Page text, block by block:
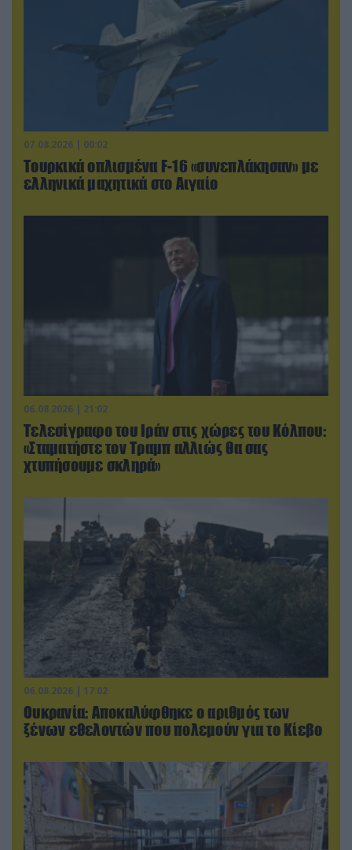
07.08.2026 | 00:02
Τουρκικά οπλισμένα F-16 «συνεπλάκησαν» με
ελληνικά μαχητικά στο Αιγαίο
06.08.2026 | 21:02
Τελεσίγραφο του Ιράν στις χώρες του Κόλπου:
«Σταματήστε τον Τραμπ αλλιώς θα σας
χτυπήσουμε σκληρά»
06.08.2026 | 17:02
Ουκρανία: Αποκαλύφθηκε ο αριθμός των
ξένων εθελοντών που πολεμούν για το Κίεβο